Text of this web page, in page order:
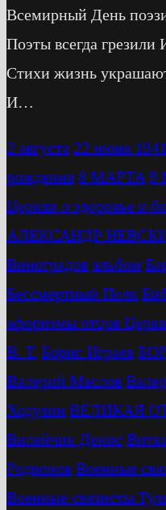
Всемирный День
Поэты всегда грезили
Стихи жизнь
И…
2 августа 22 июня
рождения 8 МАРТА 9
Церкви о здоровье и
АЛЕКСАНДР
Виноградов альбом
Бессмертный Полк
афоризмы отцов
В. Т. Бориc Играев
Валерий Маслов
Ходулин ВЕЛИКАЯ
Вилейчик Денис
Родионов Военные
Военные связисты